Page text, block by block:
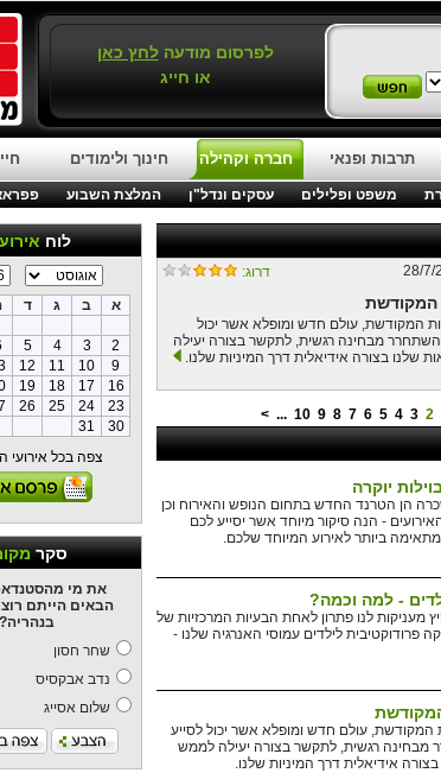
לפרסום מודעהלחץ כאן
או חייג
תרבות ופנאי חברה וקהילה חינוך ולימודים
משפט ופלילים עסקים ונדל"ן המלצת השבוע
לוח
א ב ג ד
2
3
4
5
9
10
11
12
16
17
18
19
23
24
25
26
30
31
צפה בכל אירועי
סקר
את מי
הבאים הייתם
בנהריה?
שחר חסון
נדב אבקסיס
שלום אסייג
דרוג:
המקודשת
המקודשת, עולם חדש ומופלא אשר יכול
מבחינה רגשית, לתקשר בצורה יעילה
שלנו בצורה אידיאלית דרך המיניות שלנו.
2
3
4
5
6
7
8
9
10
...
>
יוקרה
הן הטרנד החדש בתחום הנופש והאירוח וכן
- הנה סיקור מיוחד אשר יסייע לכם
ביותר לאירוע המיוחד שלכם.
- למה וכמה?
מעניקות לנו פתרון לאחת הבעיות המרכזיות של
פרודוקטיבית לילדים עמוסי האנרגיה שלנו -
המקודשת, עולם חדש ומופלא אשר יכול לסייע
מבחינה רגשית, לתקשר בצורה יעילה לממש
אידיאלית דרך המיניות שלנו.